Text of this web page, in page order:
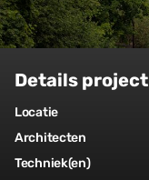
Details project
Locatie
Architecten
Techniek(en)